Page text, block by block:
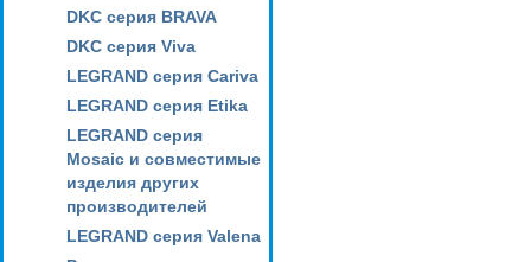
DKC серия BRAVA
DKC серия Viva
LEGRAND серия Cariva
LEGRAND серия Etika
LEGRAND серия
Mosaic и совместимые
изделия других
производителей
LEGRAND серия Valena